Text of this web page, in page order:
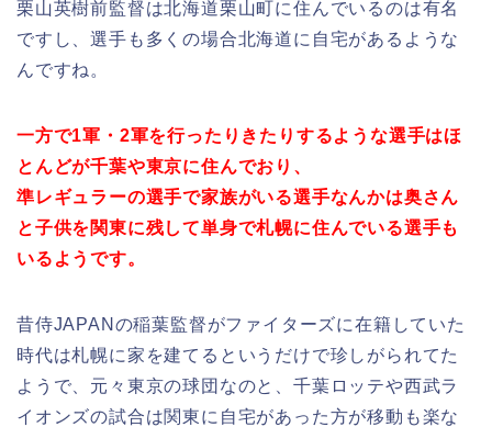
栗山英樹前監督は北海道栗山町に住んでいるのは有名
ですし、選手も多くの場合北海道に自宅があるような
んですね。
一方で1軍・2軍を行ったりきたりするような選手はほ
とんどが千葉や東京に住んでおり、
準レギュラーの選手で家族がいる選手なんかは奥さん
と子供を関東に残して単身で札幌に住んでいる選手も
いるようです。
昔侍JAPANの稲葉監督がファイターズに在籍していた
時代は札幌に家を建てるというだけで珍しがられてた
ようで、元々東京の球団なのと、千葉ロッテや西武ラ
イオンズの試合は関東に自宅があった方が移動も楽な